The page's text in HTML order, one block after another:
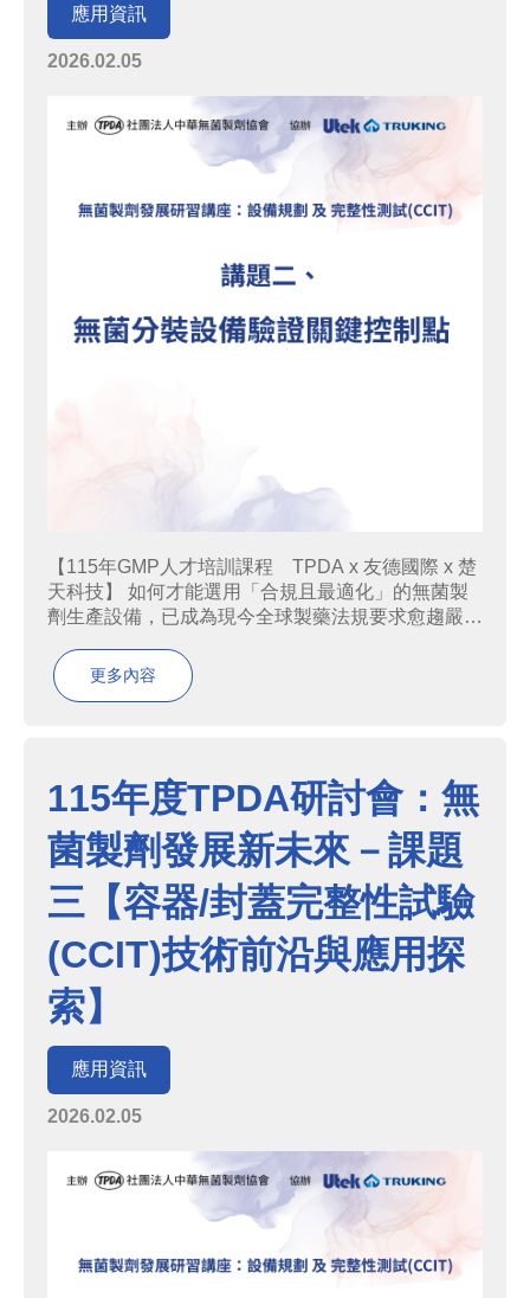
應用資訊
2026.02.05
【115年GMP人才培訓課程 TPDA x 友德國際 x 楚
天科技】 如何才能選用「合規且最適化」的無菌製
劑生產設備，已成為現今全球製藥法規要求愈趨嚴格
劑的製程在各式製程中尤為嚴格，從設備選型、製程
設計到容器密封完整性，都必須依產品特性搭配最
更多內容
115年度TPDA研討會：無
菌製劑發展新未來－課題
三【容器/封蓋完整性試驗
(CCIT)技術前沿與應用探
索】
應用資訊
2026.02.05